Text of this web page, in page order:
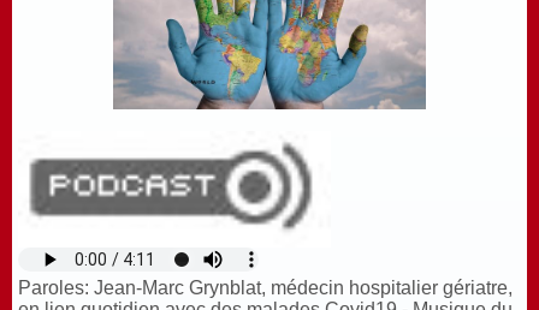
Paroles: Jean-Marc Grynblat, médecin hospitalier gériatre,